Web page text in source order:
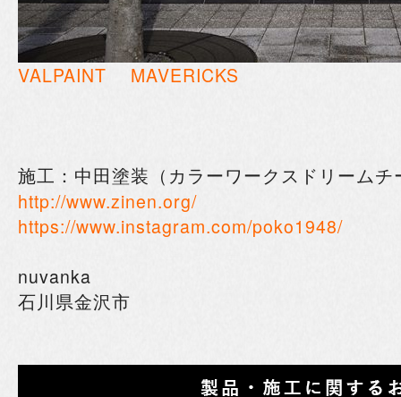
VALPAINT MAVERICKS
施工：中田塗装（カラーワークスドリームチ
http://www.zinen.org/
https://www.instagram.com/poko1948/
nuvanka
石川県金沢市